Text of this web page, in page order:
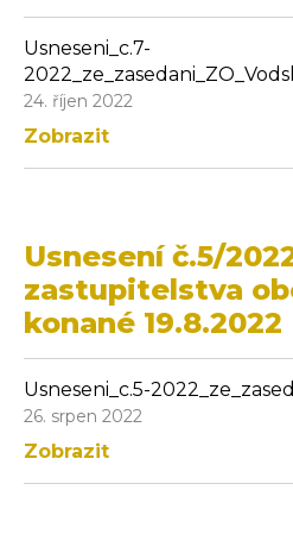
Usneseni_c.7-
24. říjen 2022
Zobrazit
Usnesení č.5/
zastupitelstva
konané 19.8.2022
Usneseni_c.5-
26. srpen 2022
Zobrazit